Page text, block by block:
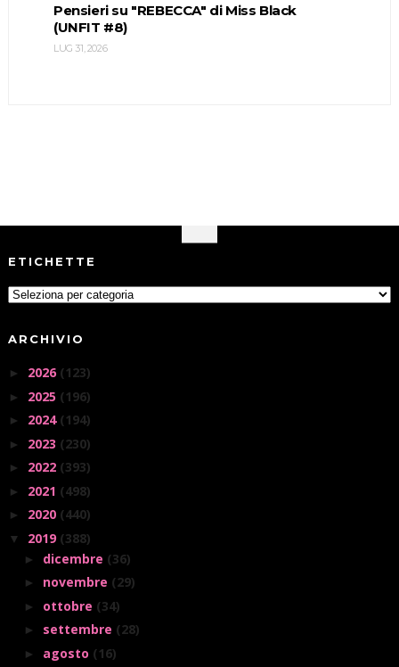
Pensieri su "REBECCA" di Miss Black
(UNFIT #8)
LUG 31, 2026
ETICHETTE
ARCHIVIO
► 2026 (123)
► 2025 (196)
► 2024 (194)
► 2023 (230)
► 2022 (393)
► 2021 (498)
► 2020 (440)
▼ 2019 (388)
► dicembre (36)
► novembre (29)
► ottobre (34)
► settembre (28)
► agosto (16)